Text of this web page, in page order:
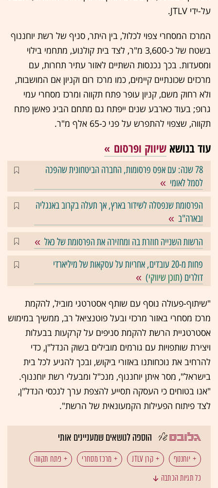
על-ידי JTLV.
המרכז המסחרי צפוי לכלול, בין היתר, סניף של רשת יוחננוף
בשטח של כ-3,600 מ"ר, לצד בית קולנוע, מתחמי בילוי
ומסעדות. בכך נכנסות השתיים לאזור עתיר תחרות, עם
מרכזים שכונתיים קיימים, כמו מרכז רום וקניון אם המושבות,
ולא רחוק משם, קניון עופר פתח תקווה ומרכז מסחרי עמי
גרופ; בעוד כארבע שנים ייפתח גם מתחם הביג פאשן פתח
תקווה, שצפוי להתפרש על פני כ-65 אלף מ"ר.
עוד בנושא שיווק ופרסום
78 שנה: עם אפס פרסומות, החברה הביטחונית שהפכה
לסמל לאומי
הפרסומת שנפסלה לשידור בארץ, אך תעלה בקרוב באנגליה
ובארה"ב
הרשות השנייה חוזרת בה ומחזירה את הפרסומת של כאל
פחות מ-20 עובדים, אחריות על עסקאות של מיליארדי
דולרים (תוכן שיווקי)
"שיתוף-פעולה נוסף עם שותף אסטרטגי מוביל, להקמת
מרכז מסחרי באזור מרכזי ובעל פוטנציאל רב, ממשיך במימוש
אסטרטגיית הרשת להקמת סניפים על קרקעות בבעלות
ויצירת שותפויות עם גורמים מובילים בשוק הנדל"ן, כדי
להרחיב את נוכחותנו באזורי ביקוש, ובכך להגיע לכל בית
בישראל", מסר איתן יוחננוף, מנכ"ל ומבעלי רשת יוחננוף.
"אנו בטוחים כי העסקה תסייע להצפת ערך לנכסי הנדל"ן,
לצד פיתוח הפעילות הקמעונאית של הרשת".
הוספה לנושאים שמעניינים אותי
יוחננוף קרן JTLV מרכז מסחרי פתח תקווה
כל תגיות הכתבה